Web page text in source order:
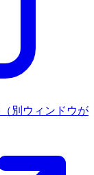
（別ウィンドウが